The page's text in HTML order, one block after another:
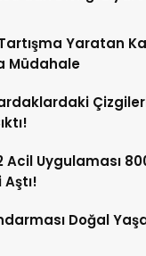
Yaratan
Müdahale
Acil Uygulaması
Doğal